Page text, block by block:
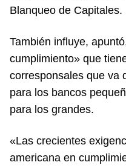
Blanqueo de Capitales.
También influye,
cumplimiento» que
corresponsales que va
para los bancos
para los grandes.
«Las crecientes
americana en